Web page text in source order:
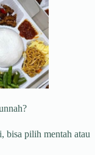
bisa pilih mentah atau